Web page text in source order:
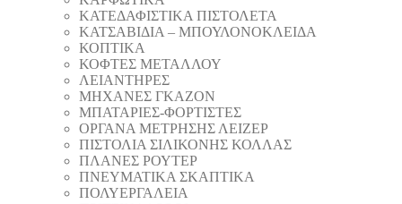
ΚΑΤΕΔΑΦΙΣΤΙΚΑ ΠΙΣΤΟΛΕΤΑ
ΚΑΤΣΑΒΙΔΙΑ – ΜΠΟΥΛΟΝΟΚΛΕΙΔΑ
ΚΟΠΤΙΚA
ΚΟΦΤΕΣ ΜΕΤΑΛΛΟΥ
ΛΕΙΑΝΤΗΡEΣ
ΜΗΧΑΝΕΣ ΓΚΑΖΟΝ
ΜΠΑΤΑΡΙΕΣ-ΦΟΡΤΙΣΤΕΣ
ΟΡΓΑΝΑ ΜΕΤΡΗΣΗΣ ΛΕΙΖΕΡ
ΠΙΣΤΟΛΙA ΣΙΛΙΚΟΝΗΣ ΚΟΛΛΑΣ
ΠΛΑΝΕΣ ΡΟΥΤΕΡ
ΠΝΕΥΜΑΤΙΚΑ ΣΚΑΠΤΙΚΑ
ΠΟΛΥΕΡΓΑΛΕΙΑ